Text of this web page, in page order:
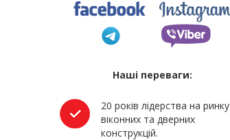
Наші переваги:
20 років лідерства на ринку
віконних та дверних
конструкцій.